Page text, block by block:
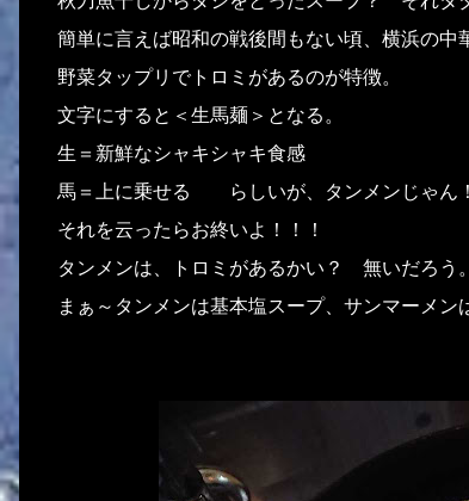
簡単に言えば昭和の戦後間もない頃、横浜の
野菜タップリでトロミがあるのが特徴。
文字にすると＜生馬麺＞となる。
生＝新鮮なシャキシャキ食感
馬＝上に乗せる らしいが、タンメンじゃん！
それを云ったらお終いよ！！！
タンメンは、トロミがあるかい？ 無いだろう。
まぁ～タンメンは基本塩スープ、サンマーメン